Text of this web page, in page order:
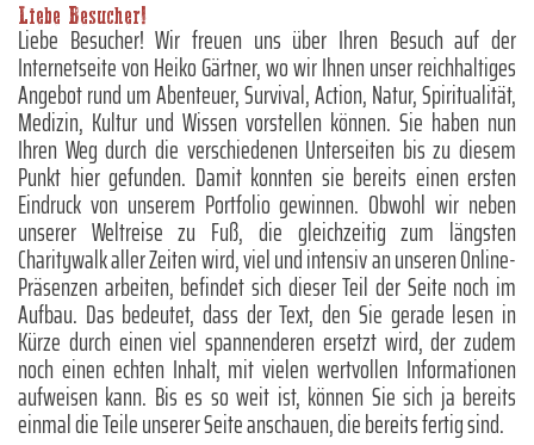
Liebe Besucher!
Liebe Besucher! Wir freuen uns über Ihren Besuch auf der
Internetseite von Heiko Gärtner, wo wir Ihnen unser reichhaltiges
Angebot rund um Abenteuer, Survival, Action, Natur, Spiritualität,
Medizin, Kultur und Wissen vorstellen können. Sie haben nun
Ihren Weg durch die verschiedenen Unterseiten bis zu diesem
Punkt hier gefunden. Damit konnten sie bereits einen ersten
Eindruck von unserem Portfolio gewinnen. Obwohl wir neben
unserer Weltreise zu Fuß, die gleichzeitig zum längsten
Charitywalk aller Zeiten wird, viel und intensiv an unseren Online-
Präsenzen arbeiten, befindet sich dieser Teil der Seite noch im
Aufbau. Das bedeutet, dass der Text, den Sie gerade lesen in
Kürze durch einen viel spannenderen ersetzt wird, der zudem
noch einen echten Inhalt, mit vielen wertvollen Informationen
aufweisen kann. Bis es so weit ist, können Sie sich ja bereits
einmal die Teile unserer Seite anschauen, die bereits fertig sind.